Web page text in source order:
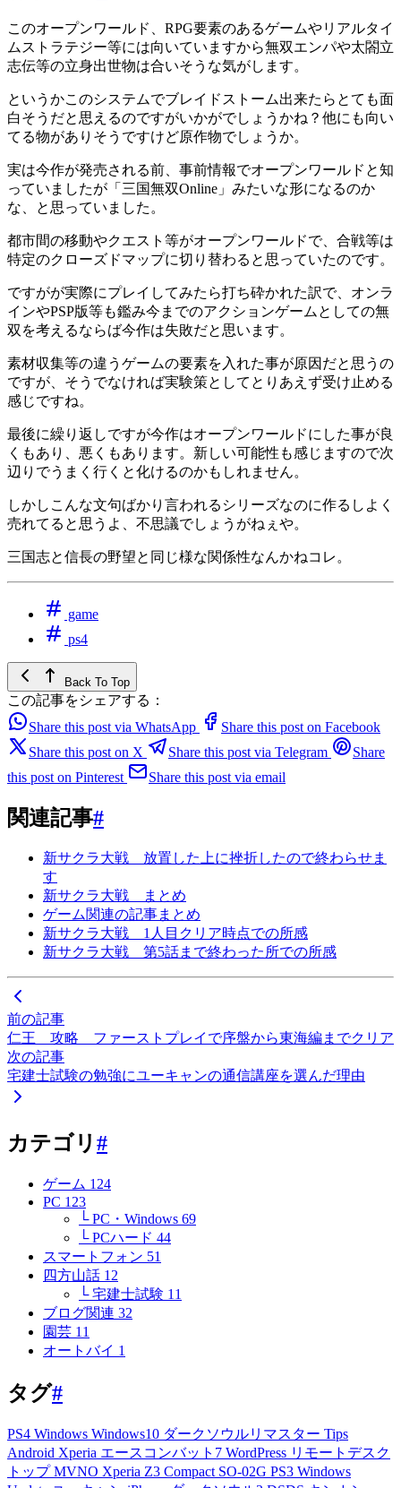
このオープンワールド、RPG要素のあるゲームやリアルタイ
ムストラテジー等には向いていますから無双エンパや太閤立
志伝等の立身出世物は合いそうな気がします。
というかこのシステムでブレイドストーム出来たらとても面
白そうだと思えるのですがいかがでしょうかね？他にも向い
てる物がありそうですけど原作物でしょうか。
実は今作が発売される前、事前情報でオープンワールドと知
っていましたが「三国無双Online」みたいな形になるのか
な、と思っていました。
都市間の移動やクエスト等がオープンワールドで、合戦等は
特定のクローズドマップに切り替わると思っていたのです。
ですがが実際にプレイしてみたら打ち砕かれた訳で、オンラ
インやPSP版等も鑑み今までのアクションゲームとしての無
双を考えるならば今作は失敗だと思います。
素材収集等の違うゲームの要素を入れた事が原因だと思うの
ですが、そうでなければ実験策としてとりあえず受け止める
感じですね。
最後に繰り返しですが今作はオープンワールドにした事が良
くもあり、悪くもあります。新しい可能性も感じますので次
辺りでうまく行くと化けるのかもしれません。
しかしこんな文句ばかり言われるシリーズなのに作るしよく
売れてると思うよ、不思議でしょうがねぇや。
三国志と信長の野望と同じ様な関係性なんかねコレ。
game
ps4
Back To Top
この記事をシェアする：
Share this post via WhatsApp
Share this post on Facebook
Share this post on X
Share this post via Telegram
Share
this post on Pinterest
Share this post via email
関連記事#
新サクラ大戦 放置した上に挫折したので終わらせま
す
新サクラ大戦 まとめ
ゲーム関連の記事まとめ
新サクラ大戦 1人目クリア時点での所感
新サクラ大戦 第5話まで終わった所での所感
前の記事
仁王 攻略 ファーストプレイで序盤から東海編までクリア
次の記事
宅建士試験の勉強にユーキャンの通信講座を選んだ理由
カテゴリ #
ゲーム 124
PC 123
└ PC・Windows 69
└ PCハード 44
スマートフォン 51
四方山話 12
└ 宅建士試験 11
ブログ関連 32
園芸 11
オートバイ 1
タグ#
PS4 Windows Windows10 ダークソウルリマスター Tips
Android Xperia エースコンバット7 WordPress リモートデスク
トップMVNO Xperia Z3 Compact SO-02G PS3 Windows